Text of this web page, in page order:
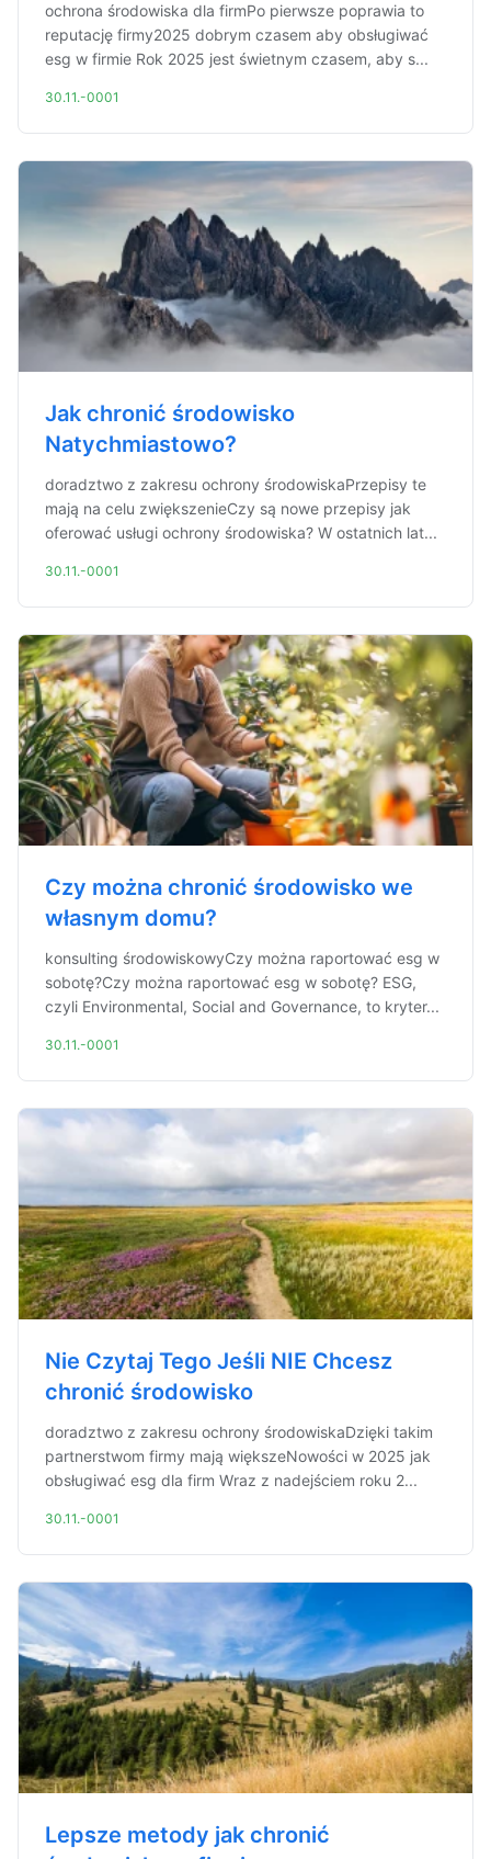
ochrona środowiska dla firmPo pierwsze poprawia to
reputację firmy2025 dobrym czasem aby obsługiwać
esg w firmie Rok 2025 jest świetnym czasem, aby s...
30.11.-0001
Jak chronić środowisko
Natychmiastowo?
doradztwo z zakresu ochrony środowiskaPrzepisy te
mają na celu zwiększenieCzy są nowe przepisy jak
oferować usługi ochrony środowiska? W ostatnich lat...
30.11.-0001
Czy można chronić środowisko we
własnym domu?
konsulting środowiskowyCzy można raportować esg w
sobotę?Czy można raportować esg w sobotę? ESG,
czyli Environmental, Social and Governance, to kryter...
30.11.-0001
Nie Czytaj Tego Jeśli NIE Chcesz
chronić środowisko
doradztwo z zakresu ochrony środowiskaDzięki takim
partnerstwom firmy mają większeNowości w 2025 jak
obsługiwać esg dla firm Wraz z nadejściem roku 2...
30.11.-0001
Lepsze metody jak chronić